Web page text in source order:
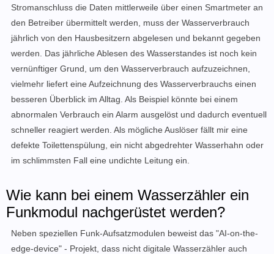
Stromanschluss die Daten mittlerweile über einen Smartmeter an
den Betreiber übermittelt werden, muss der Wasserverbrauch
jährlich von den Hausbesitzern abgelesen und bekannt gegeben
werden. Das jährliche Ablesen des Wasserstandes ist noch kein
vernünftiger Grund, um den Wasserverbrauch aufzuzeichnen,
vielmehr liefert eine Aufzeichnung des Wasserverbrauchs einen
besseren Überblick im Alltag. Als Beispiel könnte bei einem
abnormalen Verbrauch ein Alarm ausgelöst und dadurch eventuell
schneller reagiert werden. Als mögliche Auslöser fällt mir eine
defekte Toilettenspülung, ein nicht abgedrehter Wasserhahn oder
im schlimmsten Fall eine undichte Leitung ein.
Wie kann bei einem Wasserzähler ein
Funkmodul nachgerüstet werden?
Neben speziellen Funk-Aufsatzmodulen beweist das "AI-on-the-
edge-device" - Projekt, dass nicht digitale Wasserzähler auch